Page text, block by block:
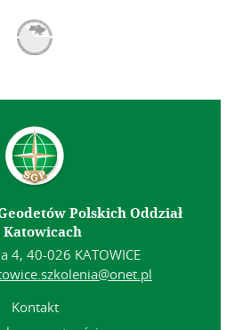
Polskich Oddział
Katowicach
4, 40-026 KATOWICE
Kontakt